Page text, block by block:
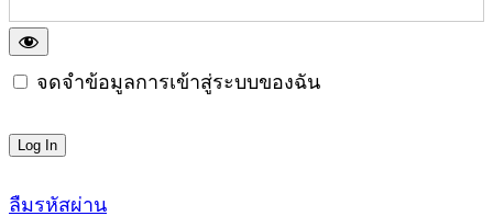
จดจำข้อมูลการเข้าสู่ระบบของฉัน
ลืมรหัสผ่าน